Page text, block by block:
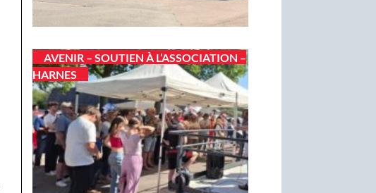
AVENIR – SOUTIEN À L’ASSOCIATION –
HARNES